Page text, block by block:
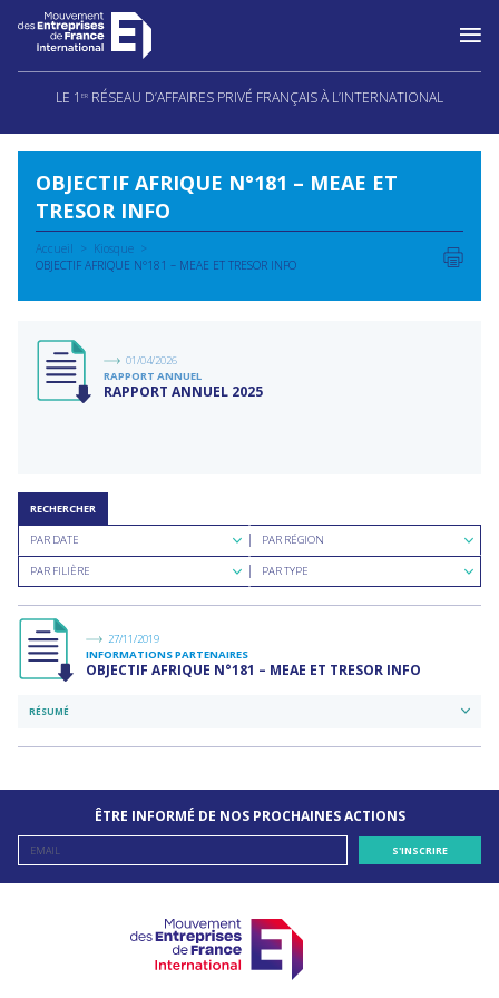
Aller
LE 1 ER RÉSEAU D’AFFAIRES PRIVÉ FRANÇAIS À L’INTERNATIONAL
OBJECTIF AFRIQUE N°181 – MEAE ET
TRESOR INFO
Accueil
Kiosque
OBJECTIF AFRIQUE N°181 – MEAE ET TRESOR INFO
01/04/2026
RAPPORT ANNUEL
RAPPORT ANNUEL 2025
RECHERCHER
Rechercher
par
date
PAR DATE
Rechercher
par
région
PAR RÉGION
Rechercher
parPAR FILIÈRE
Rechercher
parPAR TYPE
27/11/2019
INFORMATIONS PARTENAIRES
OBJECTIF AFRIQUE N°181 – MEAE ET TRESOR INFO
RÉSUMÉ
ÊTRE INFORMÉ DE NOS PROCHAINES ACTIONS